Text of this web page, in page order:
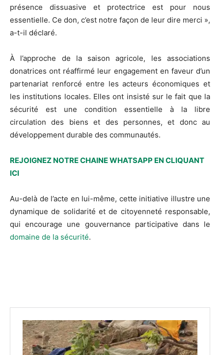
présence dissuasive et protectrice est pour nous
essentielle. Ce don, c’est notre façon de leur dire merci »,
a-t-il déclaré.
À l’approche de la saison agricole, les associations
donatrices ont réaffirmé leur engagement en faveur d’un
partenariat renforcé entre les acteurs économiques et
les institutions locales. Elles ont insisté sur le fait que la
sécurité est une condition essentielle à la libre
circulation des biens et des personnes, et donc au
développement durable des communautés.
REJOIGNEZ NOTRE CHAINE WHATSAPP EN CLIQUANT
ICI
Au-delà de l’acte en lui-même, cette initiative illustre une
dynamique de solidarité et de citoyenneté responsable,
qui encourage une gouvernance participative dans le
domaine de la sécurité.